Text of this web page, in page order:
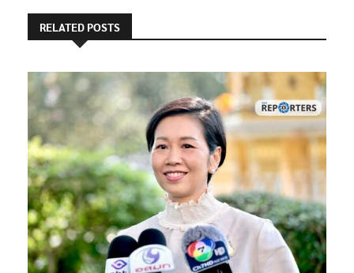
RELATED POSTS